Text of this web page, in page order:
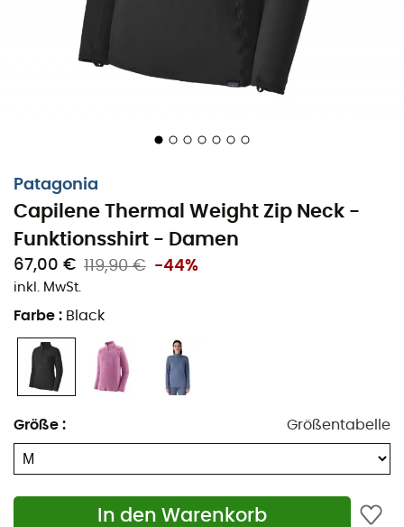
Patagonia
Capilene Thermal Weight Zip Neck -
Funktionsshirt - Damen
67,00 € 119,90 € -44%
inkl. MwSt.
Farbe : Black
Größe : Größentabelle
In den Warenkorb
halten und die Hände schützen,
Langer Frontreißverschluss zur Regulierung der
Körpertemperatur,
Zwickel unter den Armen, um Reibung zu
Schnitt ausreichend lang, um das Unterteil des
Kaltwäsche und Trocknen im Trockner bei niedriger
Temperatur,
Material Polartec® Power Dry® High Efficiency™, 129
g/m²: einfarbige Modelle, 92% recyceltes
Polyester/8% Elasthan; melierte Modelle, 91%
Polygiene®-Behandlung für dauerhafte
Geruchskontrolle,
Bluesign®-zertifiziertes Material,
Gewicht: 138 g.
Material leitet Schweiß ab, ist atmungsaktiv und
trocknet schnell. Besonders geeignet für intensive
Aktivitäten.